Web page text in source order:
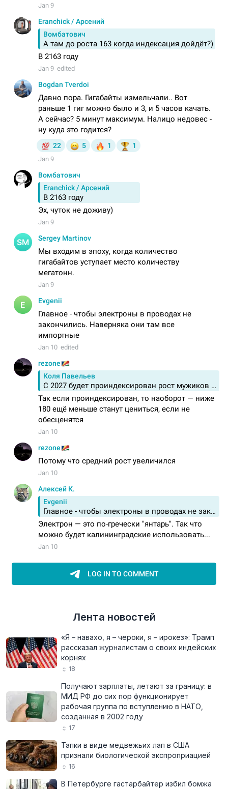
Лента новостей
«Я – навахо, я – чероки, я – ирокез»: Трамп
рассказал журналистам о своих индейских
корнях
18
Получают зарплаты, летают за границу: в
МИД РФ до сих пор функционирует
рабочая группа по вступлению в НАТО,
созданная в 2002 году
17
Тапки в виде медвежьих лап в США
признали биологической экспроприацией
16
В Петербурге гастарбайтер избил бомжа